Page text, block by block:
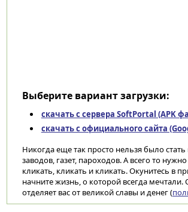
Выберите вариант загрузки:
скачать с сервера SoftPortal (APK
скачать с официального сайта
Никогда еще так просто нельзя было
заводов, газет, пароходов. А всего то
кликать, кликать и кликать. Окунитесь в
начните жизнь, о которой всегда
отделяет вас от великой славы и денег (